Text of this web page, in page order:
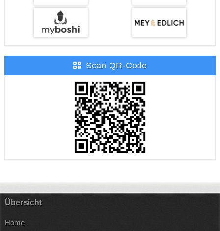
Scan QR-Code
Übersicht
Home